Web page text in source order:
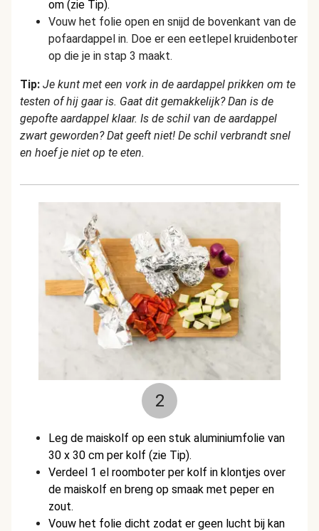
om (zie Tip).
Vouw het folie open en snijd de bovenkant van de
pofaardappel in. Doe er een eetlepel kruidenboter
op die je in stap 3 maakt.
Tip: Je kunt met een vork in de aardappel prikken om te
testen of hij gaar is. Gaat dit gemakkelijk? Dan is de
gepofte aardappel klaar. Is de schil van de aardappel
zwart geworden? Dat geeft niet! De schil verbrandt snel
en hoef je niet op te eten.
2
Leg de maiskolf op een stuk aluminiumfolie van
30 x 30 cm per kolf (zie Tip).
Verdeel 1 el roomboter per kolf in klontjes over
de maiskolf en breng op smaak met peper en
zout.
Vouw het folie dicht zodat er geen lucht bij kan